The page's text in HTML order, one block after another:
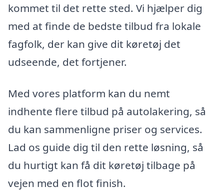
kommet til det rette sted. Vi hjælper dig
med at finde de bedste tilbud fra lokale
fagfolk, der kan give dit køretøj det
udseende, det fortjener.
Med vores platform kan du nemt
indhente flere tilbud på autolakering, så
du kan sammenligne priser og services.
Lad os guide dig til den rette løsning, så
du hurtigt kan få dit køretøj tilbage på
vejen med en flot finish.